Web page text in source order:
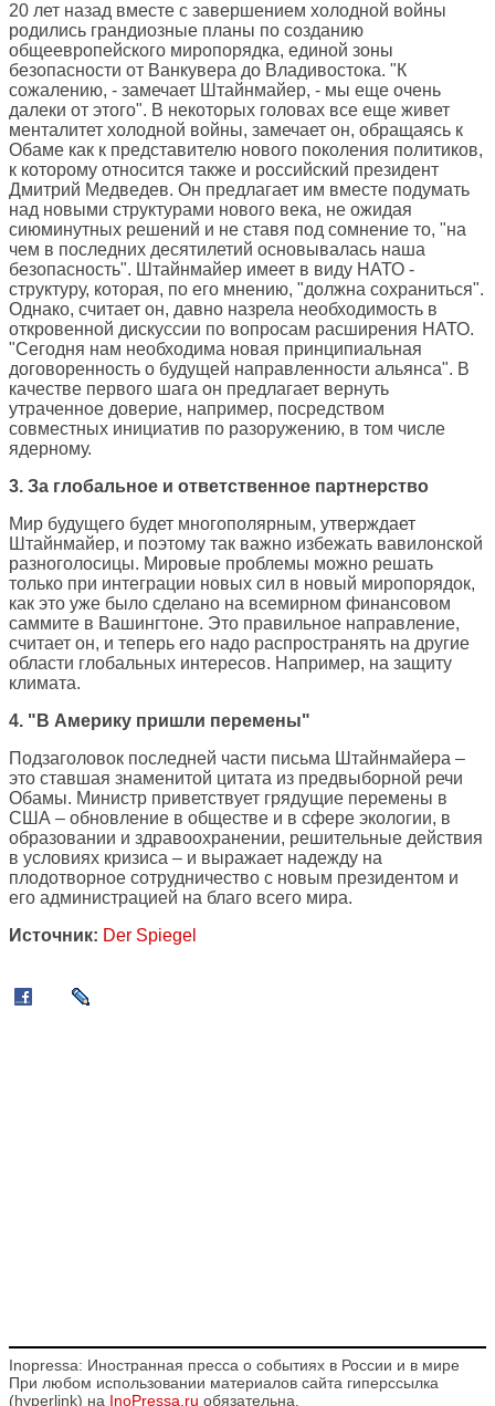
20 лет назад вместе с завершением холодной войны
родились грандиозные планы по созданию
общеевропейского миропорядка, единой зоны
безопасности от Ванкувера до Владивостока. "К
сожалению, - замечает Штайнмайер, - мы еще очень
далеки от этого". В некоторых головах все еще живет
менталитет холодной войны, замечает он, обращаясь к
Обаме как к представителю нового поколения политиков,
к которому относится также и российский президент
Дмитрий Медведев. Он предлагает им вместе подумать
над новыми структурами нового века, не ожидая
сиюминутных решений и не ставя под сомнение то, "на
чем в последних десятилетий основывалась наша
безопасность". Штайнмайер имеет в виду НАТО -
структуру, которая, по его мнению, "должна сохраниться".
Однако, считает он, давно назрела необходимость в
откровенной дискуссии по вопросам расширения НАТО.
"Сегодня нам необходима новая принципиальная
договоренность о будущей направленности альянса". В
качестве первого шага он предлагает вернуть
утраченное доверие, например, посредством
совместных инициатив по разоружению, в том числе
ядерному.
3. За глобальное и ответственное партнерство
Мир будущего будет многополярным, утверждает
Штайнмайер, и поэтому так важно избежать вавилонской
разноголосицы. Мировые проблемы можно решать
только при интеграции новых сил в новый миропорядок,
как это уже было сделано на всемирном финансовом
саммите в Вашингтоне. Это правильное направление,
считает он, и теперь его надо распространять на другие
области глобальных интересов. Например, на защиту
климата.
4. "В Америку пришли перемены"
Подзаголовок последней части письма Штайнмайера –
это ставшая знаменитой цитата из предвыборной речи
Обамы. Министр приветствует грядущие перемены в
США – обновление в обществе и в сфере экологии, в
образовании и здравоохранении, решительные действия
в условиях кризиса – и выражает надежду на
плодотворное сотрудничество с новым президентом и
его администрацией на благо всего мира.
Источник: Der Spiegel
Inopressa: Иностранная пресса о событиях в России и в мире
При любом использовании материалов сайта гиперссылка
(hyperlink) на InoPressa.ru обязательна.